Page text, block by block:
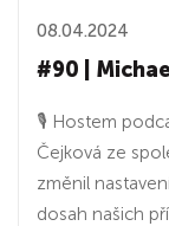
08.04.2024
#90 |
🎙 Hostem
Čejková ze
změnil
dosah našich